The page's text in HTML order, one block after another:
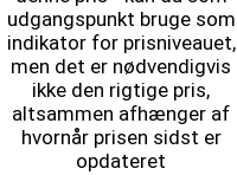
udgangspunkt bruge som
indikator for prisniveauet,
men det er nødvendigvis
ikke den rigtige pris,
altsammen afhænger af
hvornår prisen sidst er
opdateret